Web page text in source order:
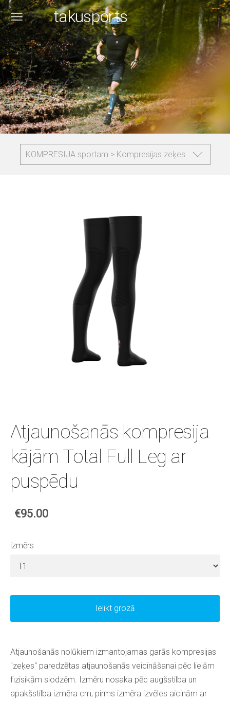
takusports
KOMPRESIJA sportam > Kompresijas zeķes
Atjaunošanās kompresija
kājām Total Full Leg ar
puspēdu
€95.00
izmērs
Ielikt grozā
Atjaunošanās nolūkiem izmantojamas garās kompresijas
"zeķes" paredzētas atjaunošanās veicināšanai pēc lielām
fizisikām slodzēm. Izmēru nosaka pēc augšstilba un
apakšstilba izmēra cm, pirms izmēra izvēles aicinām ar